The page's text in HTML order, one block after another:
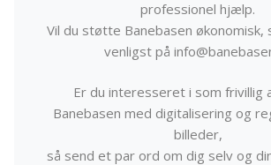
professionel hjælp.
Vil du støtte Banebasen økonomisk,
venligst på
Er du interesseret i som frivillig
Banebasen med digitalisering og
billeder,
så send et par ord om dig selv og